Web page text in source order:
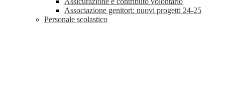
Associazione genitori: nuovi progetti 24-25
Personale scolastico